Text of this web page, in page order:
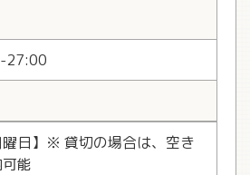
27:00
曜日】※ 貸切の場合は、空き
能